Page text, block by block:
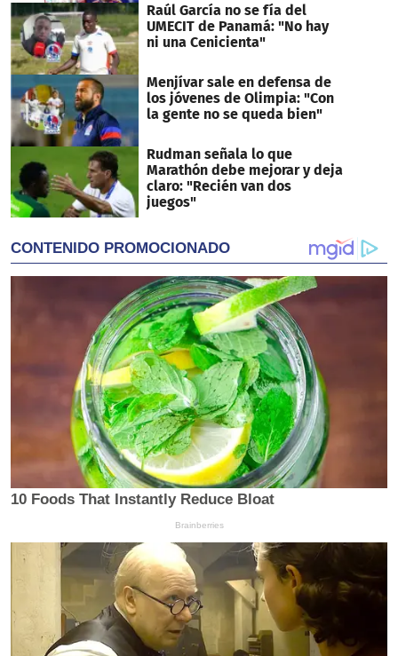
Raúl García no se fía del
UMECIT de Panamá: "No hay
ni una Cenicienta"
Menjívar sale en defensa de
los jóvenes de Olimpia: "Con
la gente no se queda bien"
Rudman señala lo que
Marathón debe mejorar y deja
claro: "Recién van dos
juegos"